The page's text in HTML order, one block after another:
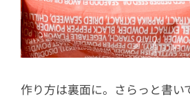
作り方は裏面に。さらっと書い